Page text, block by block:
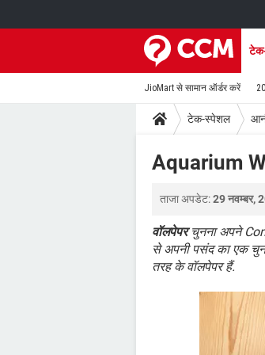
JioMart से सामान ऑर्डर करें
टेक-स्पेशल
Aquarium
ताजा अपडेट:29 नवम्बर,
वॉलपेपरचुनना अपने
से अपनी पसंद का एक
तरह के वॉलपेपर हैं.